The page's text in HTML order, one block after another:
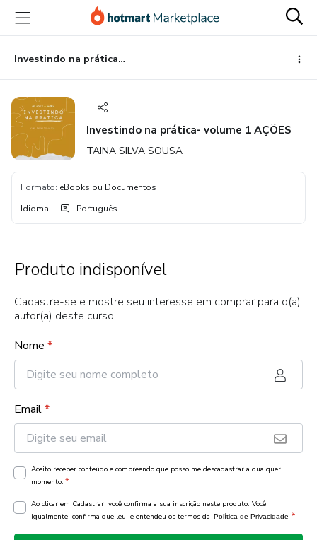
para
conteúdo
principal
para
pagamento
para
rodapé
Investindo na prática- volume 1 AÇÕES
Investindo na prática- volume 1 AÇÕES
TAINA SILVA SOUSA
Formato: eBooks ou Documentos
Idioma: Português
Produto indisponível
Cadastre-se e mostre seu interesse em comprar para o(a)
autor(a) deste curso!
Nome *
Email*
Aceito receber conteúdo e compreendo que posso me descadastrar a qualquer
momento. *
Ao clicar em Cadastrar, você confirma a sua inscrição neste produto. Você,
igualmente, confirma que leu, e entendeu os termos da Política de Privacidade *